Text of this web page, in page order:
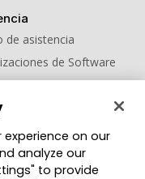
de asistencia
de Software
de Aprendizaje
región
on our
analyze our
to provide